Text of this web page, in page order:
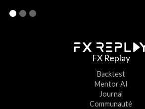
FX Replay
Backtest
Mentor AI
Journal
Communauté